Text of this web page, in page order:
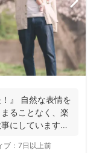
』 自然な表情を
ることなく、楽
にしています＾
： 7日以上前